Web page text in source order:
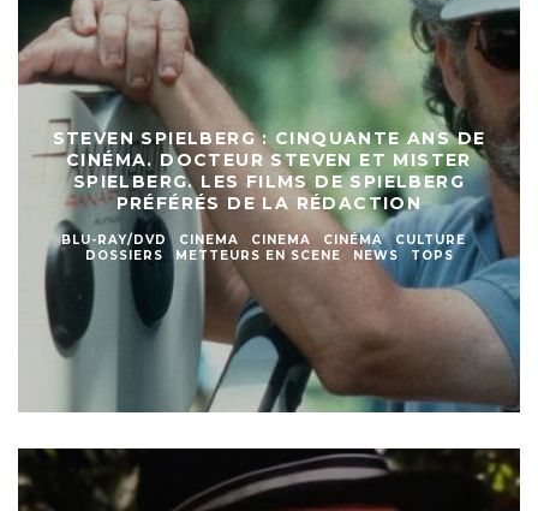
STEVEN SPIELBERG : CINQUANTE ANS DE
CINÉMA. DOCTEUR STEVEN ET MISTER
SPIELBERG. LES FILMS DE SPIELBERG
PRÉFÉRÉS DE LA RÉDACTION
BLU-RAY/DVD CINEMA CINEMA CINÉMA
CULTURE
DOSSIERS
METTEURS EN SCENE NEWS TOPS